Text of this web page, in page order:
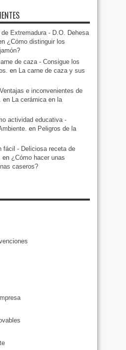
Extremadura - D.O. Dehesa
¿Cómo distinguir los
de caza - Consigue los
en La carne de caza y sus
e inconvenientes de
en La cerámica en la
actividad educativa -
en Peligros de la
fácil - Deliciosa receta de
en ¿Cómo hacer unas
caseros?